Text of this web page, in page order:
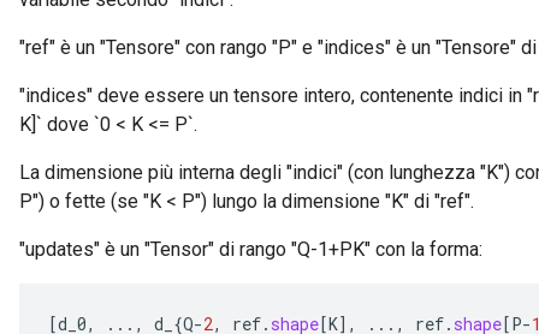
"ref" è un "Tensore" con rango "P" e "indices" è un "Tensore" di
"indices" deve essere un tensore intero, contenente indici in
K]` dove `0 < K <= P`.
La dimensione più interna degli "indici" (con lunghezza "K")
P") o fette (se "K < P") lungo la dimensione "K" di "ref".
"updates" è un "Tensor" di rango "Q-1+PK" con la forma:
[d_0, ..., d_ {Q-2, ref. shape[K] , ..., ref. shape[P-